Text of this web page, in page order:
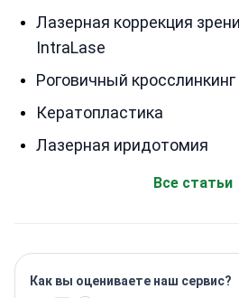
Лазерная коррекция
IntraLase
Роговичный
Кератопластика
Лазерная иридотомия
Все статьи
Как вы оцениваете наш сервис?